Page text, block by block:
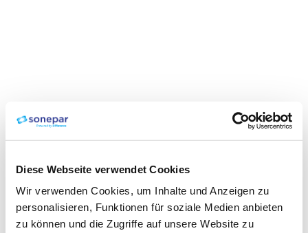
Diese Webseite verwendet Cookies
Wir verwenden Cookies, um Inhalte und Anzeigen zu
personalisieren, Funktionen für soziale Medien anbieten
zu können und die Zugriffe auf unsere Website zu